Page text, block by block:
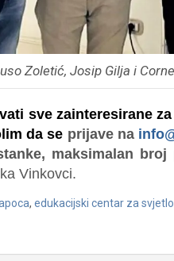
Zoletić, Josip Gilja i
sve zainteresirane
da se prijave na
maksimalan broj
Vinkovci.
, edukacijski centar za